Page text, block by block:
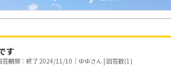
す
答期限：終了 2024/11/10｜ゆゆさん | 回答数(1)